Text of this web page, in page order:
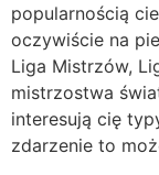
popularnością
oczywiście na
Liga Mistrzów,
mistrzostwa
interesują cię
zdarzenie to